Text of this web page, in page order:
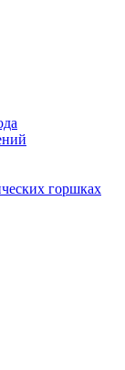
горшках